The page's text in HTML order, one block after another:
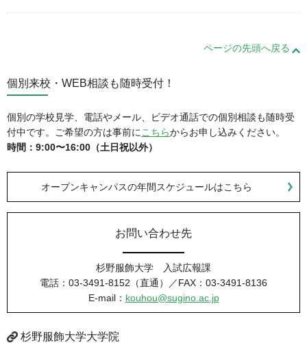
ページの先頭へ戻る
個別来校・WEB相談も随時受付！
個別の学校見学、電話やメール、ビデオ通話での個別相談も随時受
付中です。ご希望の方は事前に こちらからお申し込みください。
時間：9:00〜16:00（土日祝以外）
オープンキャンパスの年間スケジュールはこちら
お問い合わせ先
杉野服飾大学 入試広報課
電話：03-3491-8152（直通）／FAX：03-3491-8136
E-mail： kouhou@sugino.ac.jp
杉野服飾大学大学院